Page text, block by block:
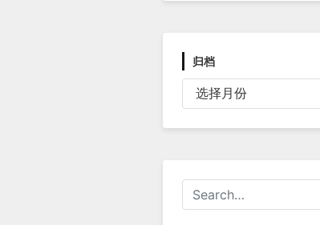
归档
档